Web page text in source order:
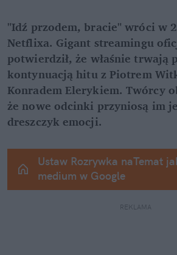
"Idź przodem, bracie" wróci w
Netflixa. Gigant streamingu
potwierdził, że właśnie trwają
kontynuacją hitu z Piotrem
Konradem Elerykiem. Twórcy
że nowe odcinki przyniosą im
dreszczyk emocji.
Ustaw Rozrywka naTemat
medium w Google
REKLAMA